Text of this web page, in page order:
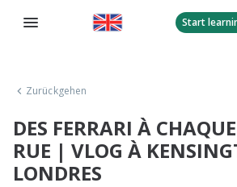
Start
Zurückgehen
DES FERRARI À
RUE | VLOG À
LONDRES